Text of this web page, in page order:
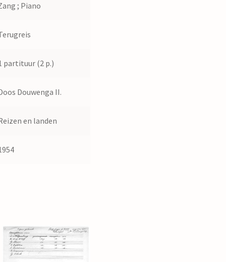
; Piano
partituur (2 p.)
Douwenga II.
en landen